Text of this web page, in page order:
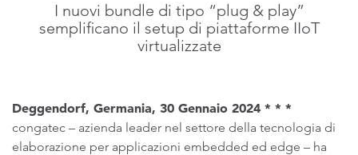
I nuovi bundle di tipo “plug & play”
semplificano il setup di piattaforme IIoT
virtualizzate
Deggendorf, Germania, 30 Gennaio 2024 * * *
congatec – azienda leader nel settore della tecnologia di
elaborazione per applicazioni embedded ed edge – ha